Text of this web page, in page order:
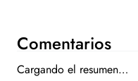
Comentarios
Cargando el resumen…